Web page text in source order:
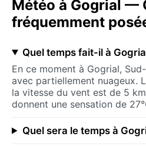
Météo à Gogrial —
fréquemment
Quel temps fait-il à
En ce moment à Gogrial,
avec partiellement nuageux.
la vitesse du vent est de 5
donnent une sensation de
Quel sera le temps à